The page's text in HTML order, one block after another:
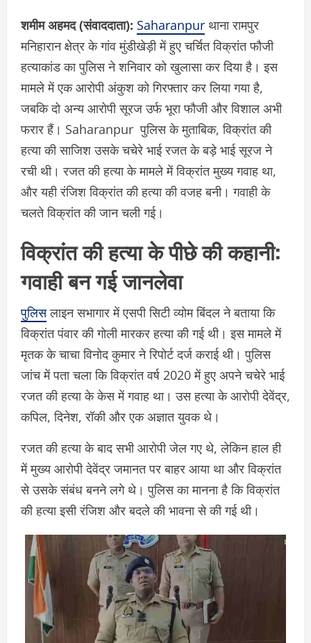
शमीम अहमद (संवाददाता): Saharanpur थाना रामपुर
मनिहारान क्षेत्र के गांव मुंडीखेड़ी में हुए चर्चित विक्रांत फौजी
हत्याकांड का पुलिस ने शनिवार को खुलासा कर दिया है। इस
मामले में एक आरोपी अंकुश को गिरफ्तार कर लिया गया है,
जबकि दो अन्य आरोपी सूरज उर्फ भूरा फौजी और विशाल अभी
फरार हैं। Saharanpur पुलिस के मुताबिक, विक्रांत की
हत्या की साजिश उसके चचेरे भाई रजत के बड़े भाई सूरज ने
रची थी। रजत की हत्या के मामले में विक्रांत मुख्य गवाह था,
और यही रंजिश विक्रांत की हत्या की वजह बनी। गवाही के
चलते विक्रांत की जान चली गई।
विक्रांत की हत्या के पीछे की कहानी:
गवाही बन गई जानलेवा
पुलिसलाइन सभागार में एसपी सिटी व्योम बिंदल ने बताया कि
विक्रांत पंवार की गोली मारकर हत्या की गई थी। इस मामले में
मृतक के चाचा विनोद कुमार ने रिपोर्ट दर्ज कराई थी। पुलिस
जांच में पता चला कि विक्रांत वर्ष 2020 में हुए अपने चचेरे भाई
रजत की हत्या के केस में गवाह था। उस हत्या के आरोपी देवेंद्र,
कपिल, दिनेश, रॉकी और एक अज्ञात युवक थे।
रजत की हत्या के बाद सभी आरोपी जेल गए थे, लेकिन हाल ही
में मुख्य आरोपी देवेंद्र जमानत पर बाहर आया था और विक्रांत
से उसके संबंध बनने लगे थे। पुलिस का मानना है कि विक्रांत
की हत्या इसी रंजिश और बदले की भावना से की गई थी।